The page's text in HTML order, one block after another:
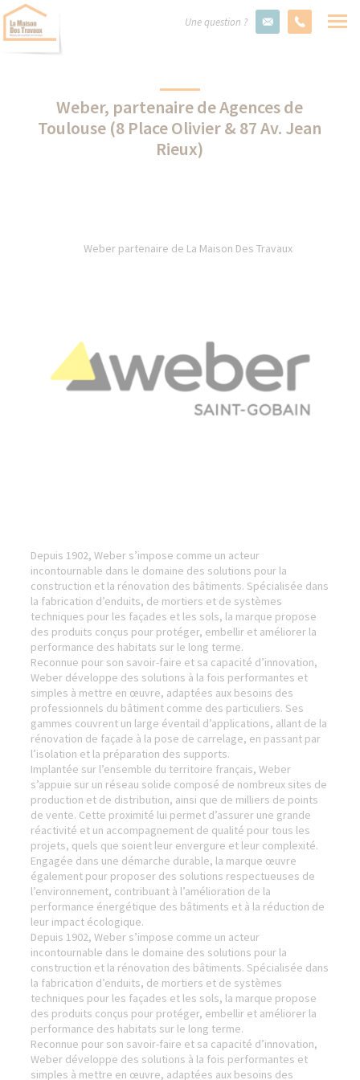
Une question ?
Weber, partenaire de Agences de
Toulouse (8 Place Olivier & 87 Av. Jean
Rieux)
Weber partenaire de La Maison Des Travaux
Depuis 1902, Weber s’impose comme un acteur
incontournable dans le domaine des solutions pour la
construction et la rénovation des bâtiments. Spécialisée dans
la fabrication d’enduits, de mortiers et de systèmes
techniques pour les façades et les sols, la marque propose
des produits conçus pour protéger, embellir et améliorer la
performance des habitats sur le long terme.
Reconnue pour son savoir-faire et sa capacité d’innovation,
Weber développe des solutions à la fois performantes et
simples à mettre en œuvre, adaptées aux besoins des
professionnels du bâtiment comme des particuliers. Ses
gammes couvrent un large éventail d’applications, allant de la
rénovation de façade à la pose de carrelage, en passant par
l’isolation et la préparation des supports.
Implantée sur l’ensemble du territoire français, Weber
s’appuie sur un réseau solide composé de nombreux sites de
production et de distribution, ainsi que de milliers de points
de vente. Cette proximité lui permet d’assurer une grande
réactivité et un accompagnement de qualité pour tous les
projets, quels que soient leur envergure et leur complexité.
Engagée dans une démarche durable, la marque œuvre
également pour proposer des solutions respectueuses de
l’environnement, contribuant à l’amélioration de la
performance énergétique des bâtiments et à la réduction de
leur impact écologique.
Depuis 1902, Weber s’impose comme un acteur
incontournable dans le domaine des solutions pour la
construction et la rénovation des bâtiments. Spécialisée dans
la fabrication d’enduits, de mortiers et de systèmes
techniques pour les façades et les sols, la marque propose
des produits conçus pour protéger, embellir et améliorer la
performance des habitats sur le long terme.
Reconnue pour son savoir-faire et sa capacité d’innovation,
Weber développe des solutions à la fois performantes et
simples à mettre en œuvre, adaptées aux besoins des